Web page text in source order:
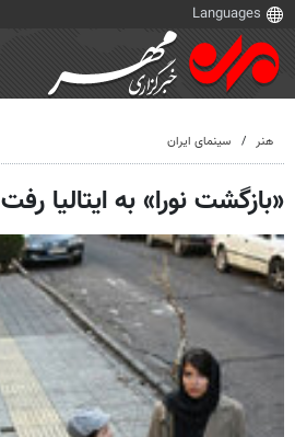
هنر سینمای ایران
«بازگشت نورا» به ایتالیا رفت